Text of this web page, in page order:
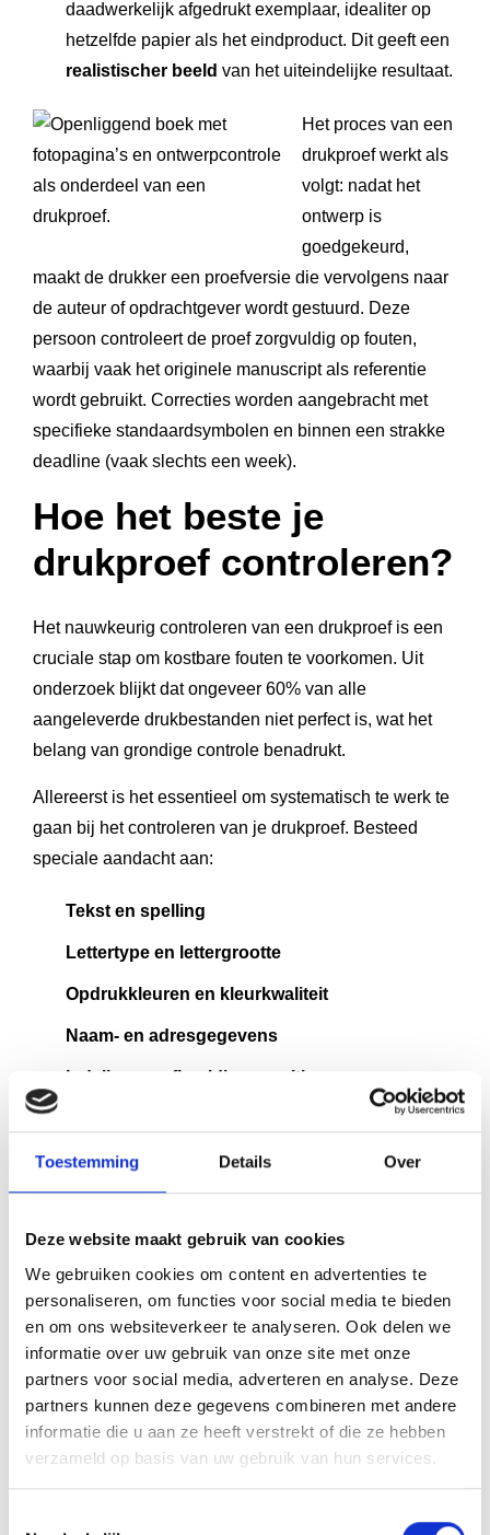
Toestemming Details Over
Deze website maakt gebruik van cookies
We gebruiken cookies om content en advertenties te
personaliseren, om functies voor social media te bieden
en om ons websiteverkeer te analyseren. Ook delen we
informatie over uw gebruik van onze site met onze
partners voor social media, adverteren en analyse. Deze
partners kunnen deze gegevens combineren met andere
informatie die u aan ze heeft verstrekt of die ze hebben
verzameld op basis van uw gebruik van hun services.
daadwerkelijk afgedrukt exemplaar, idealiter op
hetzelfde papier als het eindproduct. Dit geeft een
realistischer beeld van het uiteindelijke resultaat.
Het proces van een
drukproef werkt als
volgt: nadat het
ontwerp is
goedgekeurd,
maakt de drukker een proefversie die vervolgens naar
de auteur of opdrachtgever wordt gestuurd. Deze
persoon controleert de proef zorgvuldig op fouten,
waarbij vaak het originele manuscript als referentie
wordt gebruikt. Correcties worden aangebracht met
specifieke standaardsymbolen en binnen een strakke
deadline (vaak slechts een week).
Hoe het beste je
drukproef controleren?
Het nauwkeurig controleren van een drukproef is een
cruciale stap om kostbare fouten te voorkomen. Uit
onderzoek blijkt dat ongeveer 60% van alle
aangeleverde drukbestanden niet perfect is, wat het
belang van grondige controle benadrukt.
Allereerst is het essentieel om systematisch te werk te
gaan bij het controleren van je drukproef. Besteed
speciale aandacht aan:
Tekst en spelling
Lettertype en lettergrootte
Opdrukkleuren en kleurkwaliteit
Naam- en adresgegevens
Indeling en afbeeldingspositie
Samenvatting
controleren drukproef
Het controleren van een drukproef blijkt dus een
essentiële stap in het drukwerkproces te zijn. Allereerst
voorkom je hiermee kostbare fouten die pas opvallen
wanneer honderden exemplaren al zijn gedrukt.
Daarnaast geeft een proefdruk je de mogelijkheid om